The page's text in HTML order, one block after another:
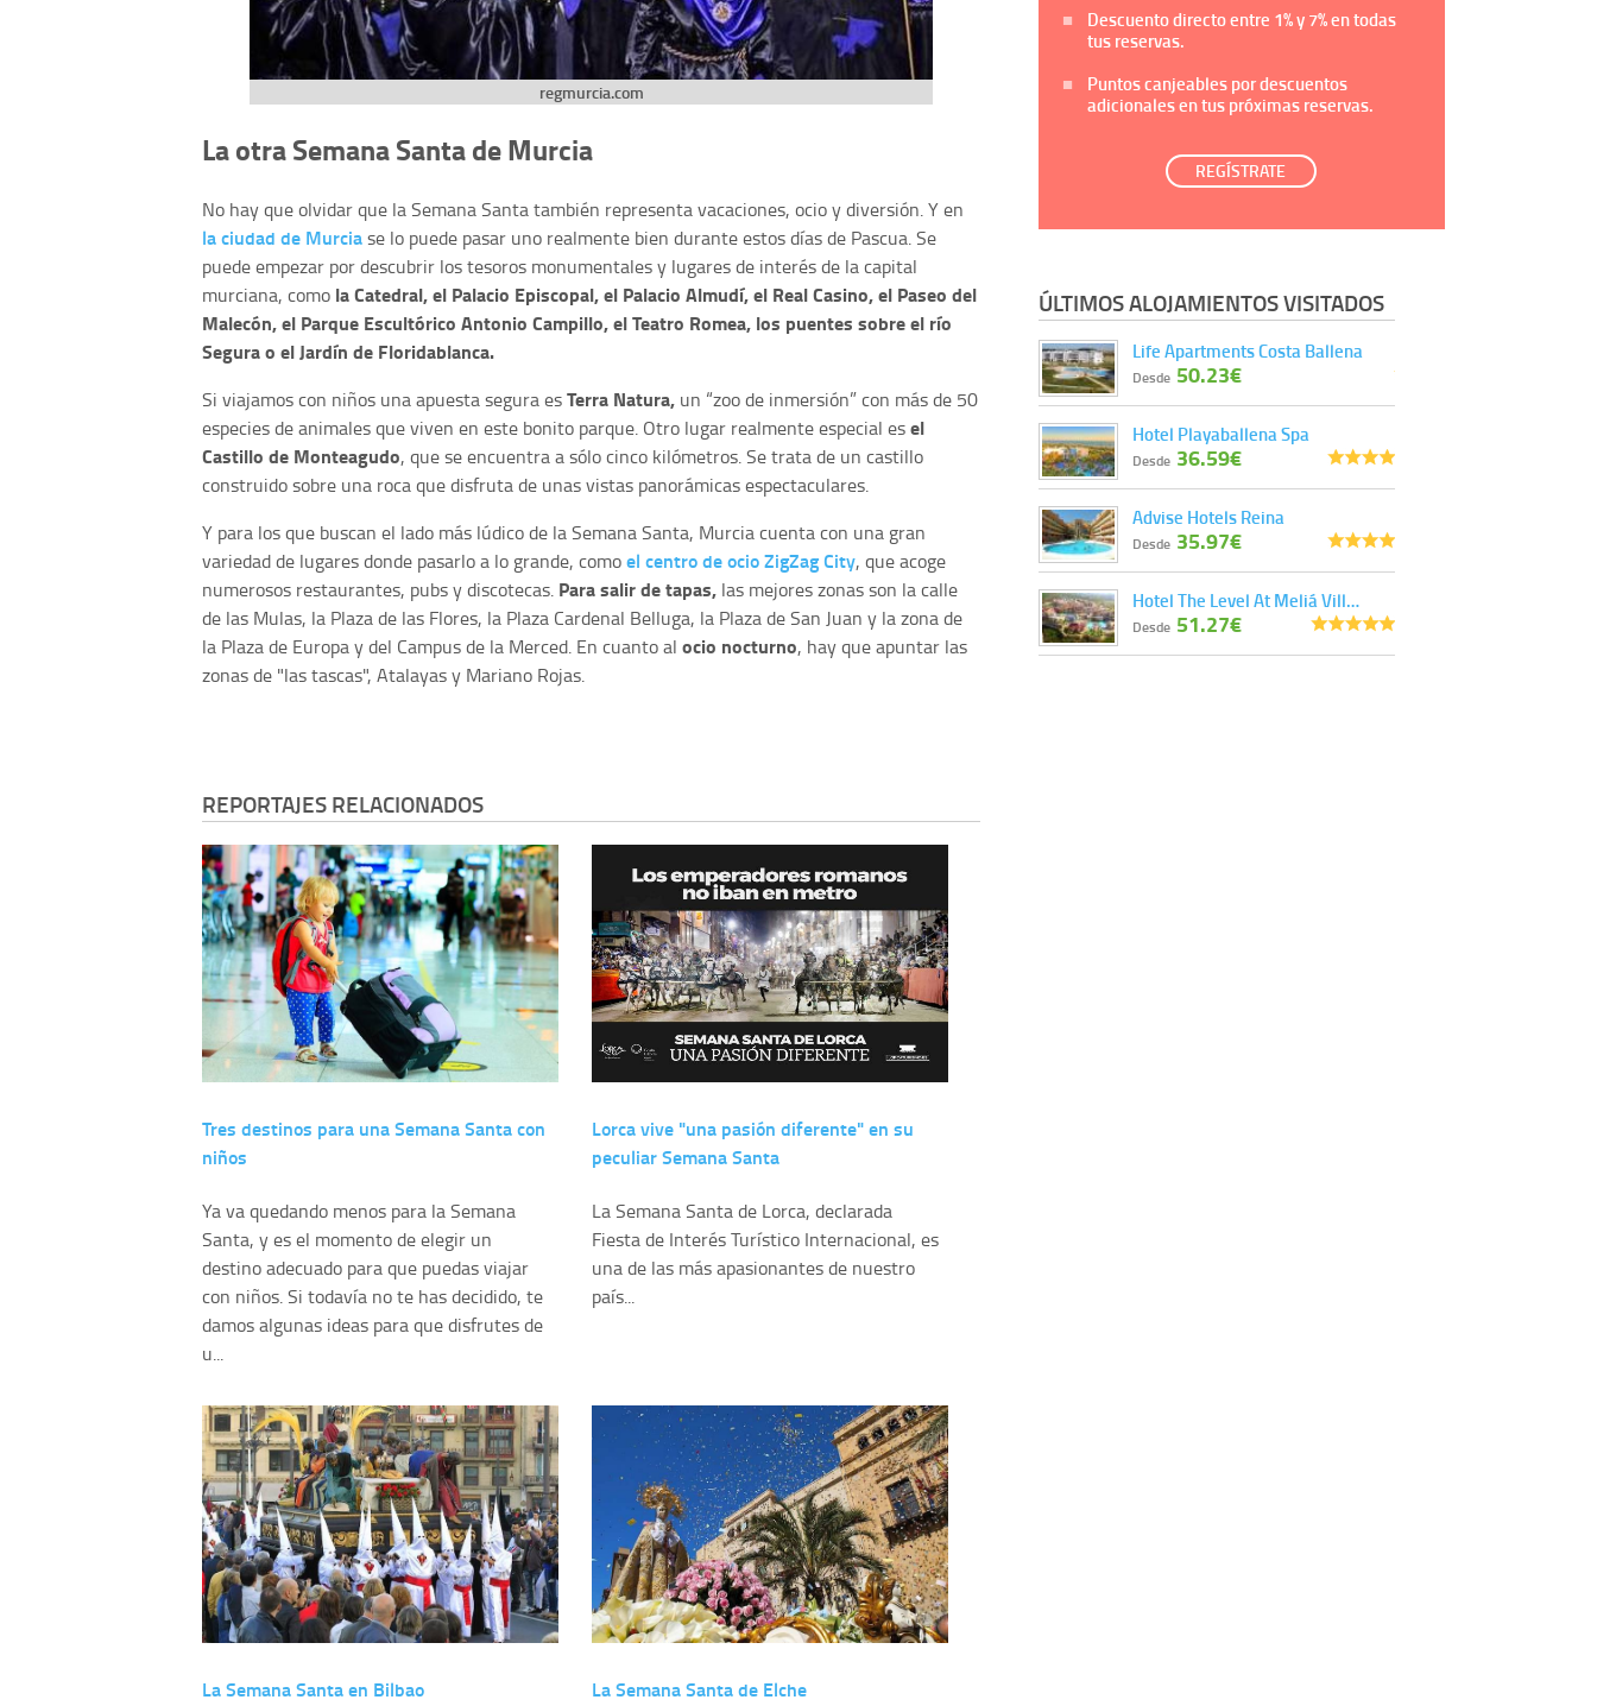
regmurcia.com
La otra Semana Santa de Murcia
No hay que olvidar que la Semana Santa también representa vacaciones, ocio y diversión. Y en
la ciudad de Murciase lo puede pasar uno realmente bien durante estos días de Pascua. Se
puede empezar por descubrir los tesoros monumentales y lugares de interés de la capital
murciana, como la Catedral, el Palacio Episcopal, el Palacio Almudí, el Real Casino, el Paseo del
Malecón, el Parque Escultórico Antonio Campillo, el Teatro Romea, los puentes sobre el río
Segura o el Jardín de Floridablanca.
Si viajamos con niños una apuesta segura esTerra Natura, un “zoo de inmersión” con más de 50
especies de animales que viven en este bonito parque. Otro lugar realmente especial esel
Castillo de Monteagudo, que se encuentra a sólo cinco kilómetros. Se trata de un castillo
construido sobre una roca que disfruta de unas vistas panorámicas espectaculares.
Y para los que buscan el lado más lúdico de la Semana Santa, Murcia cuenta con una gran
variedad de lugares donde pasarlo a lo grande, comoel centro de ocio ZigZag City, que acoge
numerosos restaurantes, pubs y discotecas. Para salir de tapas, las mejores zonas son la calle
de las Mulas, la Plaza de las Flores, la Plaza Cardenal Belluga, la Plaza de San Juan y la zona de
la Plaza de Europa y del Campus de la Merced. En cuanto al ocio nocturno, hay que apuntar las
zonas de "las tascas", Atalayas y Mariano Rojas.
REPORTAJES RELACIONADOS
Tres destinos para una Semana Santa con
niños
Ya va quedando menos para la Semana
Santa, y es el momento de elegir un
destino adecuado para que puedas viajar
con niños. Si todavía no te has decidido, te
damos algunas ideas para que disfrutes de
u...
Lorca vive "una pasión diferente" en su
peculiar Semana Santa
La Semana Santa de Lorca, declarada
Fiesta de Interés Turístico Internacional, es
una de las más apasionantes de nuestro
país...
La Semana Santa en Bilbao La Semana Santa de Elche
Descuento directo entre 1%y7%en todas
tus reservas.
Puntos canjeables por descuentos
adicionales en tus próximas reservas.
REGÍSTRATE
ÚLTIMOS ALOJAMIENTOS VISITADOS
Life Apartments Costa Ballena
Desde 50.23€
Hotel Playaballena Spa
Desde 36.59€
Advise Hotels Reina
Desde 35.97€
Hotel The Level At Meliá Vill…
Desde 51.27€